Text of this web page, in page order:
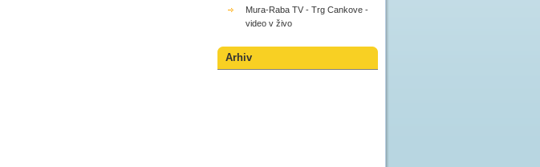
Mura-Raba TV - Trg Cankove -
video v živo
Arhiv